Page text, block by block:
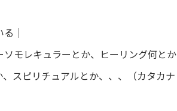
｜
モレキュラーとか、ヒーリング何とか
スピリチュアルとか、、、（カタカナ